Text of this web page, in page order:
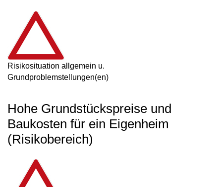
Risikosituation allgemein u.
Grundproblemstellungen(en)
Hohe Grundstückspreise und
Baukosten für ein Eigenheim
(Risikobereich)